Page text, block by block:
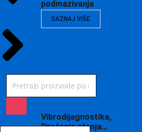
podmazivanja
SAZNAJ VIŠE
Vibrodijagnostika,
Praćenje stanja…